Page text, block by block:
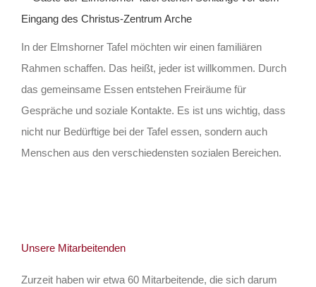
In der Elmshorner Tafel möchten wir einen familiären
Rahmen schaffen. Das heißt, jeder ist willkommen. Durch
das gemeinsame Essen entstehen Freiräume für
Gespräche und soziale Kontakte. Es ist uns wichtig, dass
nicht nur Bedürftige bei der Tafel essen, sondern auch
Menschen aus den verschiedensten sozialen Bereichen.
Unsere Mitarbeitenden
Zurzeit haben wir etwa 60 Mitarbeitende, die sich darum